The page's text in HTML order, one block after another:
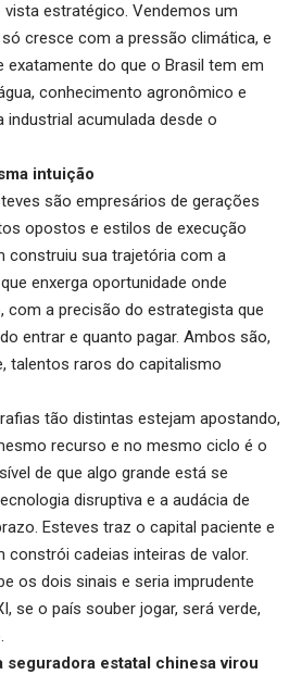
estratégico. Vendemos um
cresce com a pressão climática, e
exatamente do que o Brasil tem em
conhecimento agronômico e
industrial acumulada desde o
intuição
são empresários de gerações
opostos e estilos de execução
construiu sua trajetória com a
enxerga oportunidade onde
com a precisão do estrategista que
entrar e quanto pagar. Ambos são,
talentos raros do capitalismo
tão distintas estejam apostando,
recurso e no mesmo ciclo é o
de que algo grande está se
disruptiva e a audácia de
Esteves traz o capital paciente e
constrói cadeias inteiras de valor.
os dois sinais e seria imprudente
se o país souber jogar, será verde,
seguradora estatal chinesa virou